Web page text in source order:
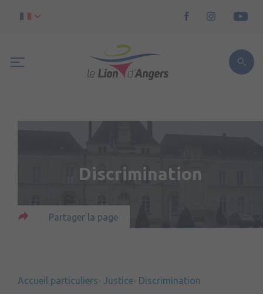
Discrimination
Partager la page
Accueil particuliers Justice Discrimination